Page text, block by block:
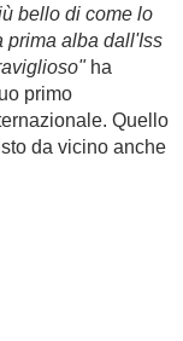
bello di come lo
prima alba dall'Iss
ha
primo
Quello
da vicino anche